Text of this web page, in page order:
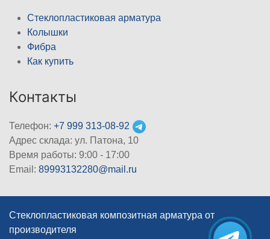
Стеклопластиковая арматура
Колышки
Фибра
Как купить
Контакты
Телефон: +7 999 313-08-92
Адрес склада: ул. Патона, 10
Время работы: 9:00 - 17:00
Email: 89993132280@mail.ru
Стеклопластиковая композитная арматура от
производителя